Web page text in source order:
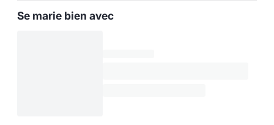
Se marie bien avec